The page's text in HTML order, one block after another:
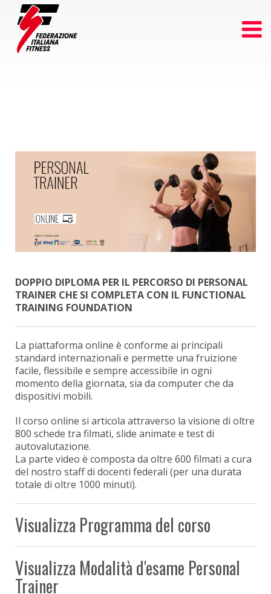
DOPPIO DIPLOMA PER IL PERCORSO DI PERSONAL
TRAINER CHE SI COMPLETA CON IL FUNCTIONAL
TRAINING FOUNDATION
La piattaforma online è conforme ai principali
standard internazionali e permette una fruizione
facile, flessibile e sempre accessibile in ogni
momento della giornata, sia da computer che da
dispositivi mobili.
Il corso online si articola attraverso la visione di oltre
800 schede tra filmati, slide animate e test di
autovalutazione.
La parte video è composta da oltre 600 filmati a cura
del nostro staff di docenti federali (per una durata
totale di oltre 1000 minuti).
Visualizza Programma del corso
Visualizza Modalità d'esame Personal
Trainer